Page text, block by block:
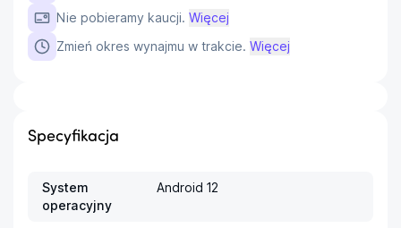
Nie pobieramy kaucji. Więcej
Zmień okres wynajmu w trakcie. Więcej
Specyfikacja
System
operacyjny
Android 12